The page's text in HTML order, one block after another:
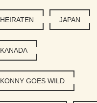
HEIRATEN JAPAN
KANADA
KONNY GOES WILD